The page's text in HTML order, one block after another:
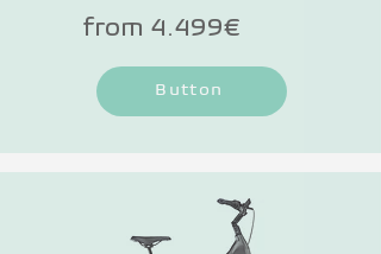
Scheibenbremsen packen bei
Bedarf beherzt zu und bringen das
Bike kontrolliert zum Stehen. Dank
den 150 mm Federweg der präzise
Federgabel und den 140 mm
Float Rhythmm R Dämpfers ist
allerhöchster Fahrkomfort garantiert.
from 4.499€
Button